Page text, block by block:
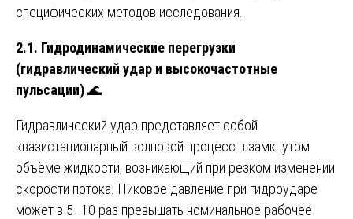
специфических методов исследования.
2.1. Гидродинамические перегрузки
(гидравлический удар и высокочастотные
пульсации)🌊
Гидравлический удар представляет собой
квазистационарный волновой процесс в замкнутом
объёме жидкости, возникающий при резком изменении
скорости потока. Пиковое давление при гидроударе
может в 5–10 раз превышать номинальное рабочее